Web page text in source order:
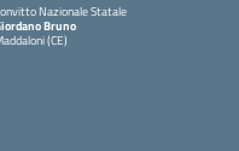
Nazionale Statale
Bruno
(CE)